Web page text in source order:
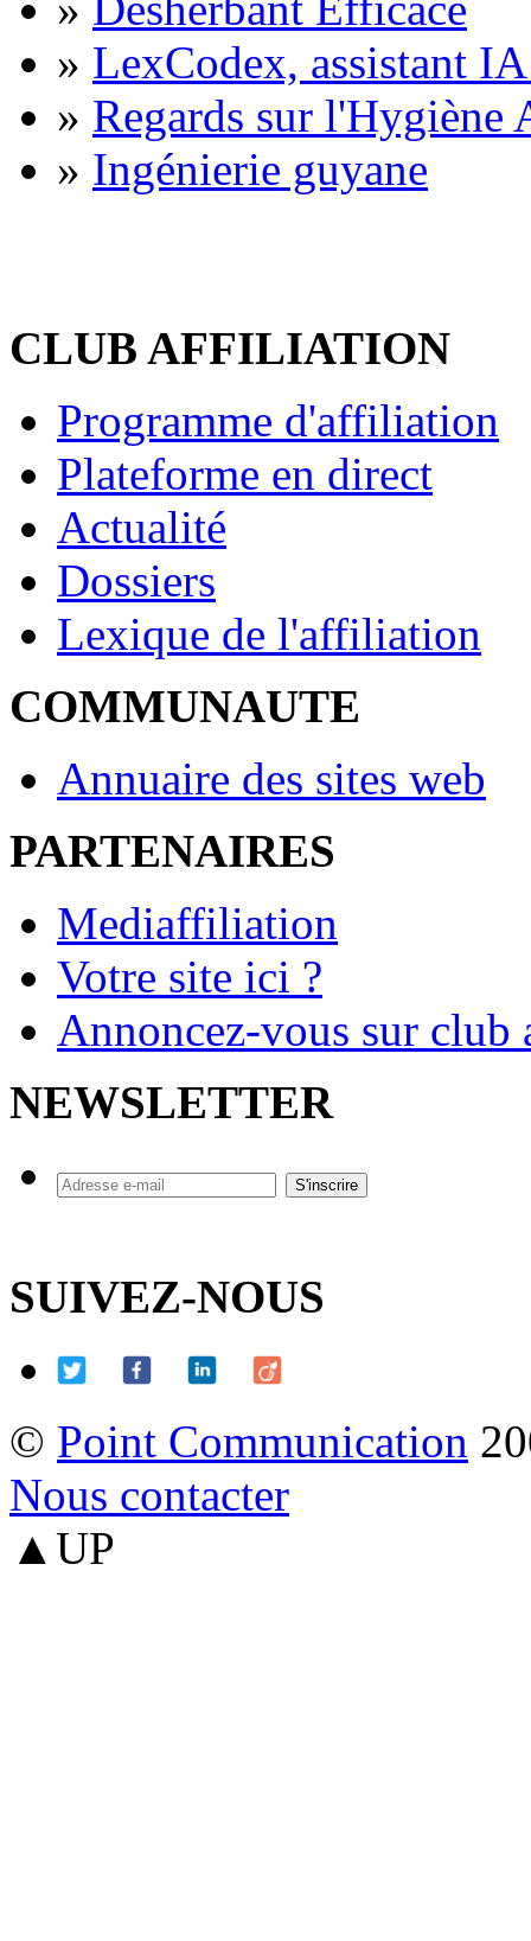
» LexCodex, assistant
» Regards sur l'Hygiène
» Ingénierie guyane
CLUB AFFILIATION
Programme d'affiliation
Plateforme en direct
Actualité
Dossiers
Lexique de l'affiliation
COMMUNAUTE
Annuaire des sites web
PARTENAIRES
Mediaffiliation
Votre site ici ?
Annoncez-vous sur
NEWSLETTER
SUIVEZ-NOUS
© Point Communication
Nous contacter
▲UP